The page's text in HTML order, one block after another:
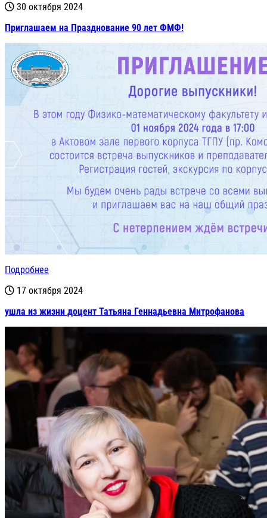
30 октября 2024
Приглашаем на Празднование 90 лет ФМФ!
Подробнее
17 октября 2024
ушла из жизни доцент Татьяна Геннадьевна Митрофанова